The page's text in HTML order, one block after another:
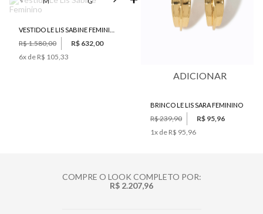
R$ 1.580,00
R$ 632,00
6x de R$ 105,33
ADICIONAR
BRINCO LE LIS SARA FEMININO
R$ 239,90
R$ 95,96
1x de R$ 95,96
COMPRE O LOOK COMPLETO POR:
R$ 2.207,96